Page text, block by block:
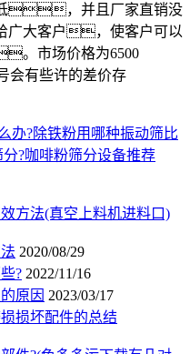
，并且厂家直销没
大客户，使客户可以
。市场价格为6500
会有些许的差价存
办?除铁粉用哪种振动筛比
?咖啡粉筛分设备推荐
方法(真空上料机进料口)
2020/08/29
? 2022/11/16
原因 2023/03/17
损坏配件的总结